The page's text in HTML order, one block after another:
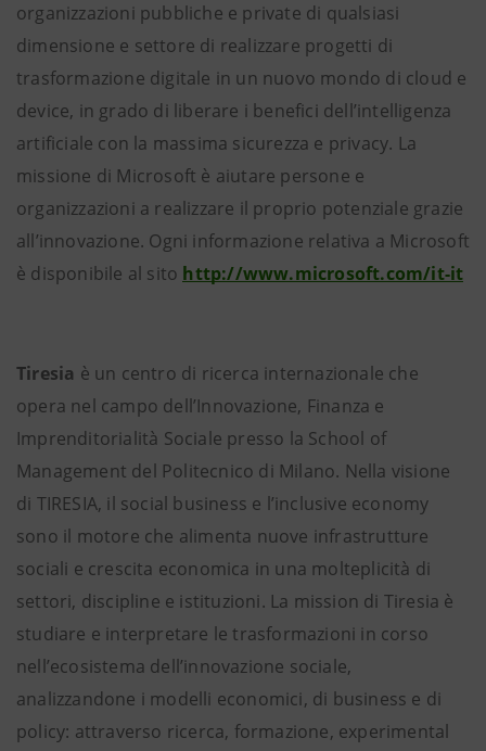
organizzazioni pubbliche e private di qualsiasi
dimensione e settore di realizzare progetti di
trasformazione digitale in un nuovo mondo di cloud e
device, in grado di liberare i benefici dell’intelligenza
artificiale con la massima sicurezza e privacy. La
missione di Microsoft è aiutare persone e
organizzazioni a realizzare il proprio potenziale grazie
all’innovazione. Ogni informazione relativa a Microsoft
è disponibile al sito http://www.microsoft.com/it-it
Tiresia è un centro di ricerca internazionale che
opera nel campo dell’Innovazione, Finanza e
Imprenditorialità Sociale presso la School of
Management del Politecnico di Milano. Nella visione
di TIRESIA, il social business e l’inclusive economy
sono il motore che alimenta nuove infrastrutture
sociali e crescita economica in una molteplicità di
settori, discipline e istituzioni. La mission di Tiresia è
studiare e interpretare le trasformazioni in corso
nell’ecosistema dell’innovazione sociale,
analizzandone i modelli economici, di business e di
policy: attraverso ricerca, formazione, experimental